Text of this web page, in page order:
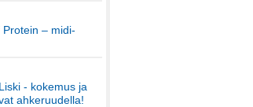
– midi-
- kokemus ja
ahkeruudella!